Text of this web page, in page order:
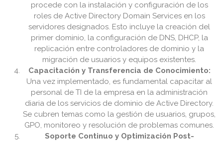
procede con la instalación y configuración de los
roles de Active Directory Domain Services en los
servidores designados. Esto incluye la creación del
primer dominio, la configuración de DNS, DHCP, la
replicación entre controladores de dominio y la
migración de usuarios y equipos existentes.
Capacitación y Transferencia de Conocimiento:
Una vez implementado, es fundamental capacitar al
personal de TI de la empresa en la administración
diaria de los servicios de dominio de Active Directory.
Se cubren temas como la gestión de usuarios, grupos,
GPO, monitoreo y resolución de problemas comunes.
Soporte Continuo y Optimización Post-